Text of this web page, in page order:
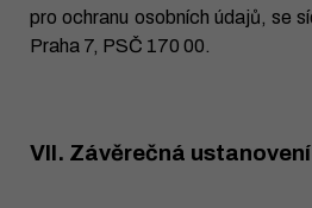
pro ochranu osobních údajů, se
Praha 7, PSČ 170 00.
VII. Závěrečná ustanovení